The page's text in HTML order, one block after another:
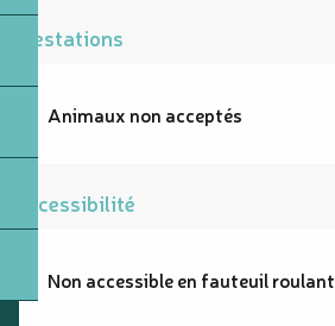
Prestations
Animaux non acceptés
Accessibilité
Non accessible en fauteuil roulant